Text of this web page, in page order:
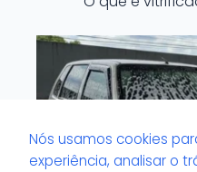
Nós usamos cookies
experiência, analisar o